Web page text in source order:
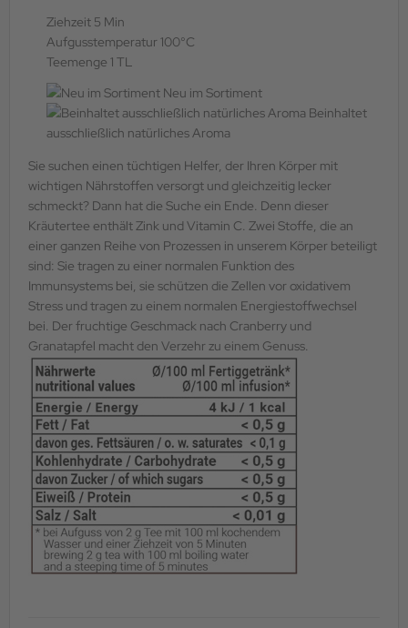
Ziehzeit 5 Min
Aufgusstemperatur 100°C
Teemenge 1 TL
Neu im Sortiment
Beinhaltet
ausschließlich natürliches Aroma
Sie suchen einen tüchtigen Helfer, der Ihren Körper mit
wichtigen Nährstoffen versorgt und gleichzeitig lecker
schmeckt? Dann hat die Suche ein Ende. Denn dieser
Kräutertee enthält Zink und Vitamin C. Zwei Stoffe, die an
einer ganzen Reihe von Prozessen in unserem Körper beteiligt
sind: Sie tragen zu einer normalen Funktion des
Immunsystems bei, sie schützen die Zellen vor oxidativem
Stress und tragen zu einem normalen Energiestoffwechsel
bei. Der fruchtige Geschmack nach Cranberry und
Granatapfel macht den Verzehr zu einem Genuss.